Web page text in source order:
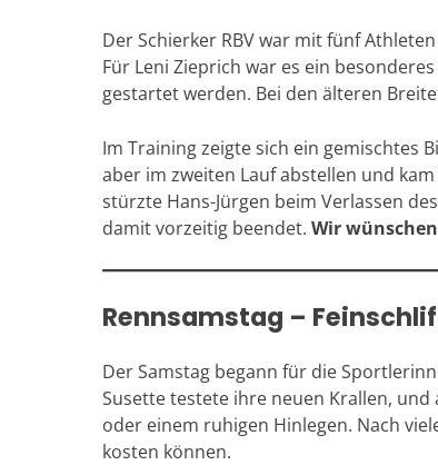
Der Schierker RBV war mit fünf
Für Leni Zieprich war es ein
gestartet werden. Bei den älteren
Im Training zeigte sich ein gemischtes
aber im zweiten Lauf abstellen und
stürzte Hans-Jürgen beim Verlassen
damit vorzeitig beendet. Wir
Rennsamstag –
Der Samstag begann für die
Susette testete ihre neuen Krallen, und
oder einem ruhigen Hinlegen. Nach
kosten können.